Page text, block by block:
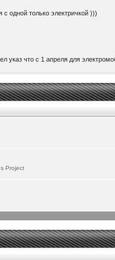
одной только электричкой )))
указ что с 1 апреля для
china/...rtPurpose=USAGE
интересно думаю
изучать и управление со
скоро разберусь со всемии
06-ev/
Project